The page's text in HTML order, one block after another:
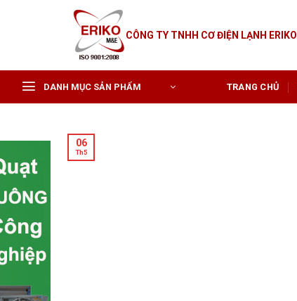
CÔNG TY TNHH CƠ ĐIỆN LẠNH ERIKO
DANH MỤC SẢN PHẨM TRANG CHỦ
06
Th5